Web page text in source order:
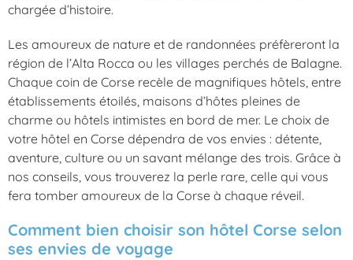
chargée d’histoire.
Les amoureux de nature et de randonnées préfèreront la
région de l’Alta Rocca ou les villages perchés de Balagne.
Chaque coin de Corse recèle de magnifiques hôtels, entre
établissements étoilés, maisons d’hôtes pleines de
charme ou hôtels intimistes en bord de mer. Le choix de
votre hôtel en Corse dépendra de vos envies : détente,
aventure, culture ou un savant mélange des trois. Grâce à
nos conseils, vous trouverez la perle rare, celle qui vous
fera tomber amoureux de la Corse à chaque réveil.
Comment bien choisir son hôtel Corse selon
ses envies de voyage